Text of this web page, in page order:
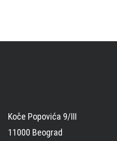
Koče Popovića 9/III
11000 Beograd